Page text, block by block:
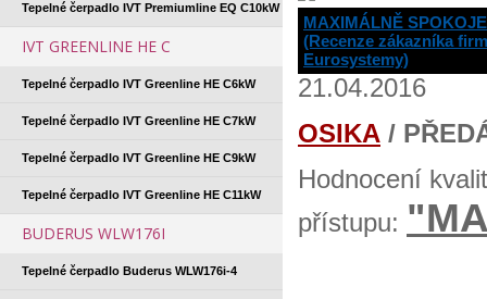
Tepelné čerpadlo IVT Premiumline EQ C10kW
IVT GREENLINE HE C
Tepelné čerpadlo IVT Greenline HE C6kW
Tepelné čerpadlo IVT Greenline HE C7kW
Tepelné čerpadlo IVT Greenline HE C9kW
Tepelné čerpadlo IVT Greenline HE C11kW
BUDERUS WLW176I
Tepelné čerpadlo Buderus WLW176i-4
MAXIMÁLNĚ
(Recenze zákazníka
Eurosystemy)
21.04.2016
OSIKA /
Hodnocení
přístupu: